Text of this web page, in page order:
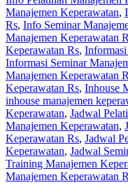
Manajemen Keperawatan,
Rs, Info Seminar
Manajemen Keperawatan
Keperawatan Rs,
Informasi Seminar
Manajemen Keperawatan
Keperawatan Rs, Inhouse
inhouse manajemen
Keperawatan, Jadwal
Manajemen Keperawatan,
Keperawatan Rs, Jadwal
Keperawatan, Jadwal
Training Manajemen
Manajemen Keperawatan